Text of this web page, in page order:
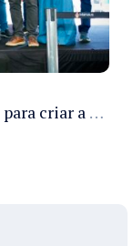
Prefeitura de Manaus inicia obras para criar a primeira Rua Gastronômica de Manaus na Ferreira Pena